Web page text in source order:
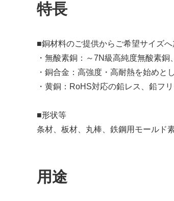
特長
■銅材料のご提供からご希望サイズ
・無酸素銅：～7N級高純度無酸素
・銅合金：高強度・高耐熱を始めと
・黄銅：RoHS対応の鉛レス、鉛フ
■形状等
条材、板材、丸棒、鉄鋼⽤モールド
用途